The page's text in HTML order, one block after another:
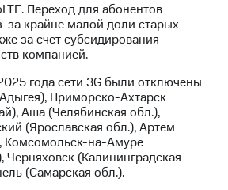
Переход для абонентов
за крайне малой доли старых
за счет субсидирования
компанией.
года сети 3G были отключены
Приморско-Ахтарск
Аша (Челябинская обл.),
(Ярославская обл.), Артем
Комсомольск-на-Амуре
Черняховск (Калининградская
(Самарская обл.).